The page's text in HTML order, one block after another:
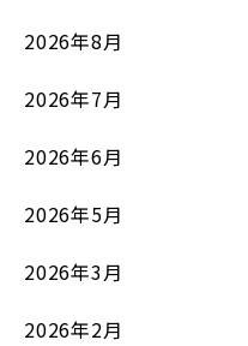
2026年8月
2026年7月
2026年6月
2026年5月
2026年3月
2026年2月